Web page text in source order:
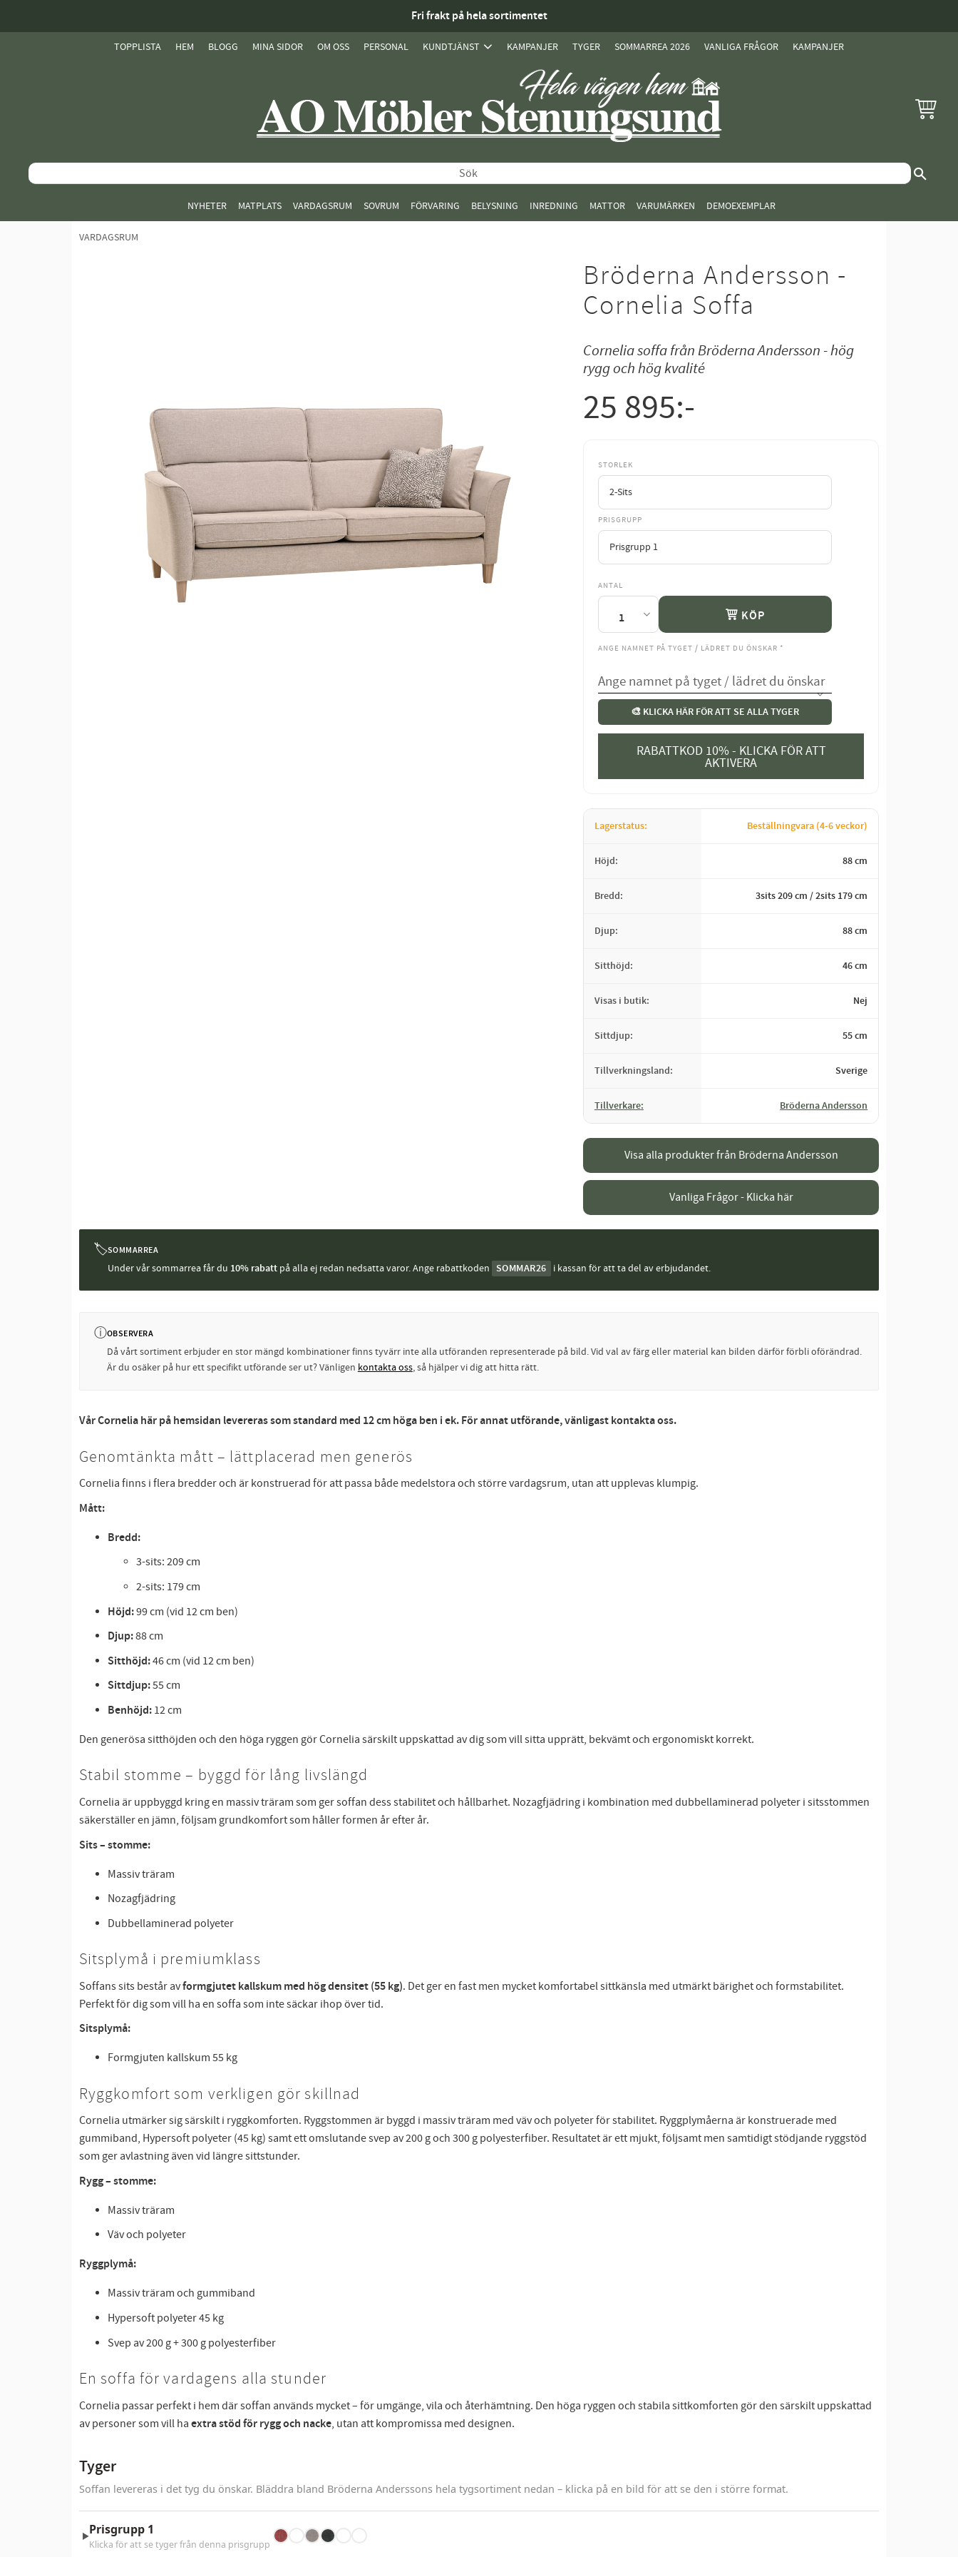
Fri frakt på hela sortimentet
TOPPLISTA HEM BLOGG MINA SIDOR OM OSS PERSONAL KUNDTJÄNST KAMPANJER TYGER SOMMARREA 2026 VANLIGA FRÅGOR KAMPANJER
NYHETER MATPLATS VARDAGSRUM SOVRUM FÖRVARING BELYSNING INREDNING MATTOR VARUMÄRKEN DEMOEXEMPLAR
VARDAGSRUM
Bröderna Andersson -
Cornelia Soffa
Cornelia soffa från Bröderna Andersson - hög
rygg och hög kvalité
25 895:-
STORLEK
PRISGRUPP
ANTAL
KÖP
ANGE NAMNET PÅ TYGET / LÄDRET DU ÖNSKAR *
🎨 KLICKA HÄR FÖR ATT SE ALLA TYGER
RABATTKOD 10% - KLICKA FÖR ATT
AKTIVERA
Lagerstatus Beställningvara (4-6 veckor)
Höjd 88 cm
Bredd 3sits 209 cm / 2sits 179 cm
Djup 88 cm
Sitthöjd 46 cm
Visas i butik Nej
Sittdjup 55 cm
Tillverkningsland Sverige
Tillverkare Bröderna Andersson
Visa alla produkter från Bröderna Andersson
Vanliga Frågor - Klicka här
🏷SOMMARREA
Under vår sommarrea får du 10% rabattpå alla ej redan nedsatta varor. Ange rabattkoden SOMMAR26 i kassan för att ta del av erbjudandet.
ⓘOBSERVERA
Då vårt sortiment erbjuder en stor mängd kombinationer finns tyvärr inte alla utföranden representerade på bild. Vid val av färg eller material kan bilden därför förbli oförändrad.
Är du osäker på hur ett specifikt utförande ser ut? Vänligen kontakta oss, så hjälper vi dig att hitta rätt.
Vår Cornelia här på hemsidan levereras som standard med 12 cm höga ben i ek. För annat utförande, vänligast kontakta oss.
Genomtänkta mått – lättplacerad men generös
Cornelia finns i flera bredder och är konstruerad för att passa både medelstora och större vardagsrum, utan att upplevas klumpig.
Mått:
Bredd:
3-sits: 209 cm
2-sits: 179 cm
Höjd:99 cm (vid 12 cm ben)
Djup:88 cm
Sitthöjd:46 cm (vid 12 cm ben)
Sittdjup:55 cm
Benhöjd:12 cm
Den generösa sitthöjden och den höga ryggen gör Cornelia särskilt uppskattad av dig som vill sitta upprätt, bekvämt och ergonomiskt korrekt.
Stabil stomme – byggd för lång livslängd
Cornelia är uppbyggd kring en massiv träram som ger soffan dess stabilitet och hållbarhet. Nozagfjädring i kombination med dubbellaminerad polyeter i sitsstommen
säkerställer en jämn, följsam grundkomfort som håller formen år efter år.
Sits – stomme:
Massiv träram
Nozagfjädring
Dubbellaminerad polyeter
Sitsplymå i premiumklass
Soffans sits består avformgjutet kallskum med hög densitet (55 kg). Det ger en fast men mycket komfortabel sittkänsla med utmärkt bärighet och formstabilitet.
Perfekt för dig som vill ha en soffa som inte säckar ihop över tid.
Sitsplymå:
Formgjuten kallskum 55 kg
Ryggkomfort som verkligen gör skillnad
Cornelia utmärker sig särskilt i ryggkomforten. Ryggstommen är byggd i massiv träram med väv och polyeter för stabilitet. Ryggplymåerna är konstruerade med
gummiband, Hypersoft polyeter (45 kg) samt ett omslutande svep av 200 g och 300 g polyesterfiber. Resultatet är ett mjukt, följsamt men samtidigt stödjande ryggstöd
som ger avlastning även vid längre sittstunder.
Rygg – stomme:
Massiv träram
Väv och polyeter
Ryggplymå:
Massiv träram och gummiband
Hypersoft polyeter 45 kg
Svep av 200 g + 300 g polyesterfiber
En soffa för vardagens alla stunder
Cornelia passar perfekt i hem där soffan används mycket – för umgänge, vila och återhämtning. Den höga ryggen och stabila sittkomforten gör den särskilt uppskattad
av personer som vill ha extra stöd för rygg och nacke, utan att kompromissa med designen.
Tyger
Soffan levereras i det tyg du önskar. Bläddra bland Bröderna Anderssons hela tygsortiment nedan – klicka på en bild för att se den i större format.
►Prisgrupp 1
Klicka för att se tyger från denna prisgrupp